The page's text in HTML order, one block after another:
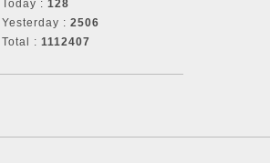
Today : 128
Yesterday : 2506
Total : 1112407